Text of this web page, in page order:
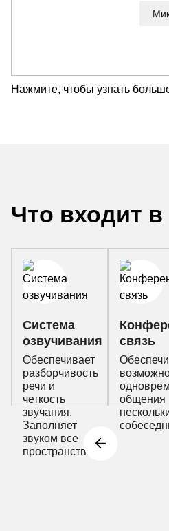
Нажмите, чтобы узнать
Что входит
Система
озвучивания
Обеспечивает
разборчивость
речи и
четкость
звучания.
Заполняет
звуком все
пространство
связь
общения